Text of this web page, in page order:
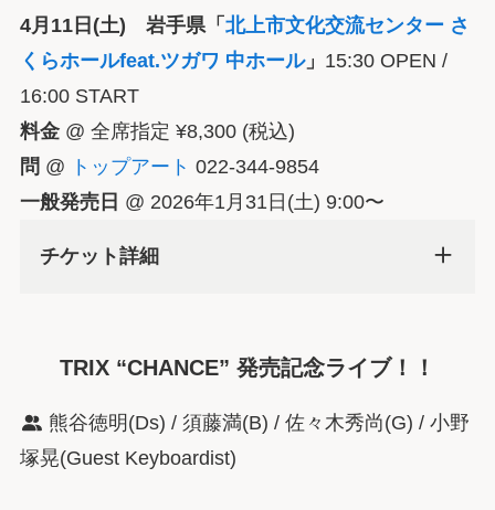
4月11日(土) 岩手県「 北上市文化交流センター さ
くらホールfeat.ツガワ 中ホール」 15:30 OPEN /
16:00 START
料金@ 全席指定 ¥8,300 (税込)
問 @ トップアート 022-344-9854
一般発売日 @ 2026年1月31日(土) 9:00〜
チケット詳細
TRIX “CHANCE” 発売記念ライブ！！
熊谷徳明(Ds) / 須藤満(B) / 佐々木秀尚(G) / 小野
塚晃(Guest Keyboardist)